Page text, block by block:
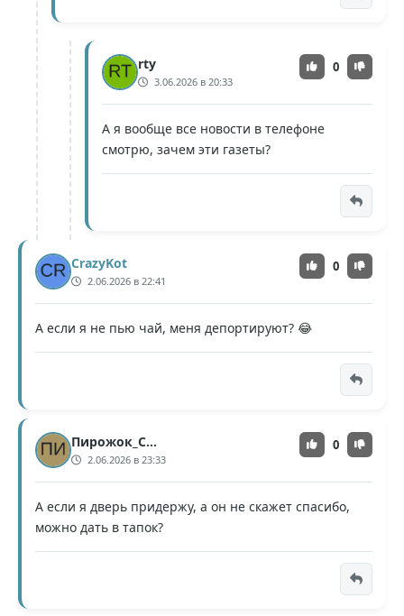
rty
3.06.2026 в 20:33
0
А я вообще все новости в телефоне
смотрю, зачем эти газеты?
CrazyKot
2.06.2026 в 22:41
0
А если я не пью чай, меня депортируют? 😂
Пирожок_С_Мясом
2.06.2026 в 23:33
0
А если я дверь придержу, а он не скажет спасибо,
можно дать в тапок?